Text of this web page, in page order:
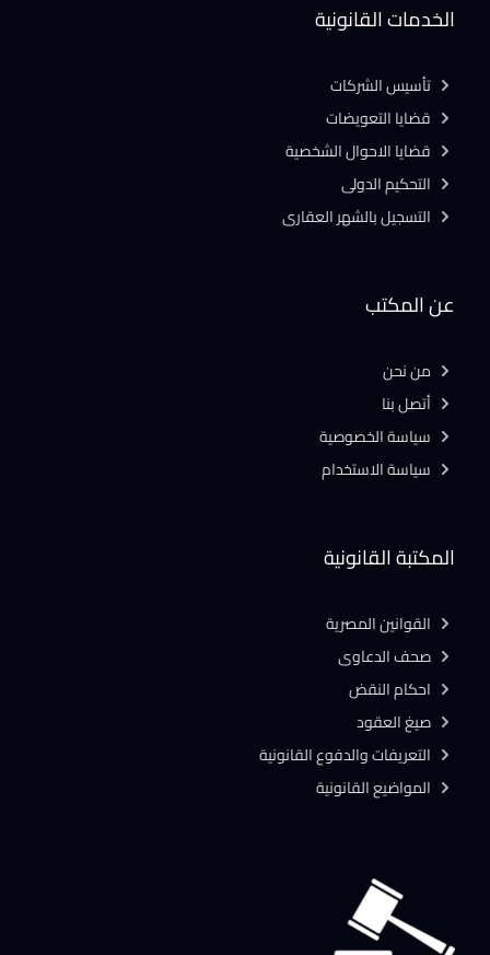
المكتبة القانونية
القوانين المصرية
صحف الدعاوى
احكام النقض
صيغ العقود
التعريفات والدفوع القانونية
المواضيع القانونية
عن المكتب
من نحن
أتصل بنا
سياسة الخصوصية
سياسة الاستخدام
الخدمات القانونية
تأسيس الشركات
قضايا التعويضات
قضايا الاحوال الشخصية
التحكيم الدولى
التسجيل بالشهر العقارى